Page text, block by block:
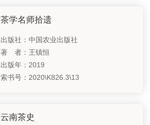
茶学名师拾遗
出版社：中国农业出版社
著 者：王镇恒
出版年：2019
索书号：2020\K826.3\13
云南茶史